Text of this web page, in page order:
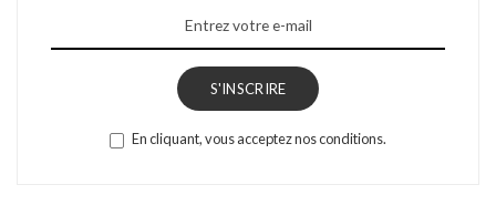
S'INSCRIRE
En cliquant, vous acceptez nos conditions.